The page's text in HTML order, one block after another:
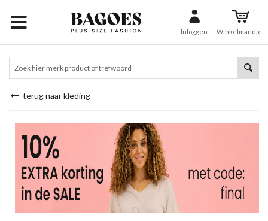
Inloggen Winkelmandje
terug naar kleding